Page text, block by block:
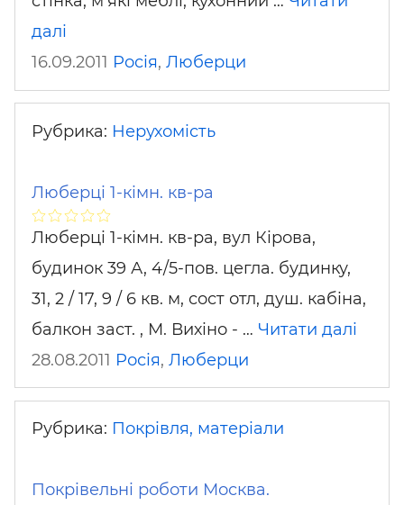
далі
16.09.2011 Росія, Люберци
Рубрика: Нерухомість
Люберці 1-кімн. кв-ра
Люберці 1-кімн. кв-ра, вул Кірова,
будинок 39 А, 4/5-пов. цегла. будинку,
31, 2 / 17, 9 / 6 кв. м, сост отл, душ. кабіна,
балкон заст. , М. Вихіно - … Читати далі
28.08.2011 Росія, Люберци
Рубрика: Покрівля, матеріали
Покрівельні роботи Москва.